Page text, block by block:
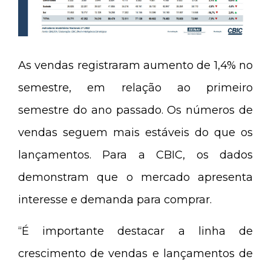
As vendas registraram aumento de 1,4% no
semestre, em relação ao primeiro
semestre do ano passado. Os números de
vendas seguem mais estáveis do que os
lançamentos. Para a CBIC, os dados
demonstram que o mercado apresenta
interesse e demanda para comprar.
“É importante destacar a linha de
crescimento de vendas e lançamentos de